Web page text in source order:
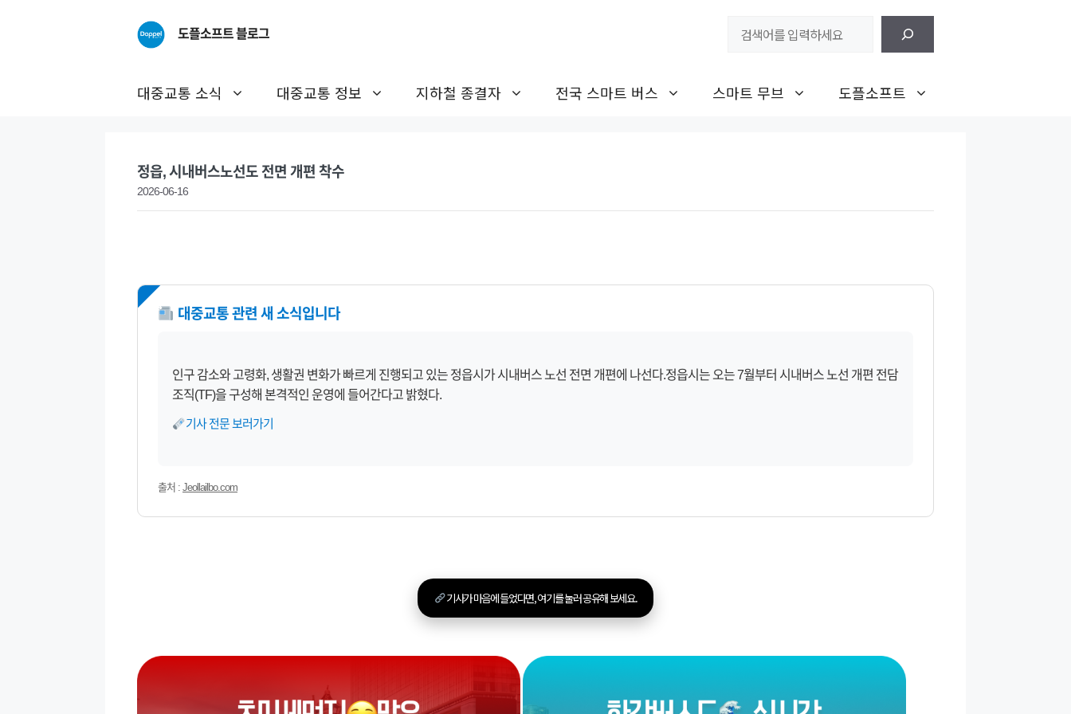
도플소프트 블로그
대중교통 소식 대중교통 정보 지하철 종결자 전국 스마트 버스 스마트 무브 도플소프트
정읍, 시내버스노선도 전면 개편 착수
2026-06-16
NEW 대중교통 관련 새 소식입니다
인구 감소와 고령화, 생활권 변화가 빠르게 진행되고 있는 정읍시가 시내버스 노선 전면 개편에 나선다.정읍시는 오는 7월부터 시내버스 노선 개편 전담
조직(TF)을 구성해 본격적인 운영에 들어간다고 밝혔다.
기사 전문 보러가기
출처 : Jeollailbo.com
기사가 마음에 들었다면, 여기를 눌러 공유해 보세요.